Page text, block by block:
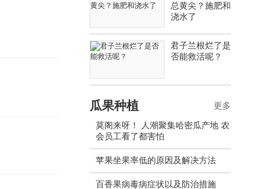
总黄尖？施肥和
浇水了
君子兰根烂了是
否能救活呢？
瓜果种植
莫阁来呀！ 人潮聚集哈密瓜产地 农
会员工看了都害怕
苹果坐果率低的原因及解决方法
百香果病毒病症状以及防治措施
更多